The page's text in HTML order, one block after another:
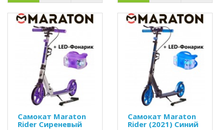
Самокат Maraton
Rider Сиреневый
Самокат Maraton
Rider (2021) Синий